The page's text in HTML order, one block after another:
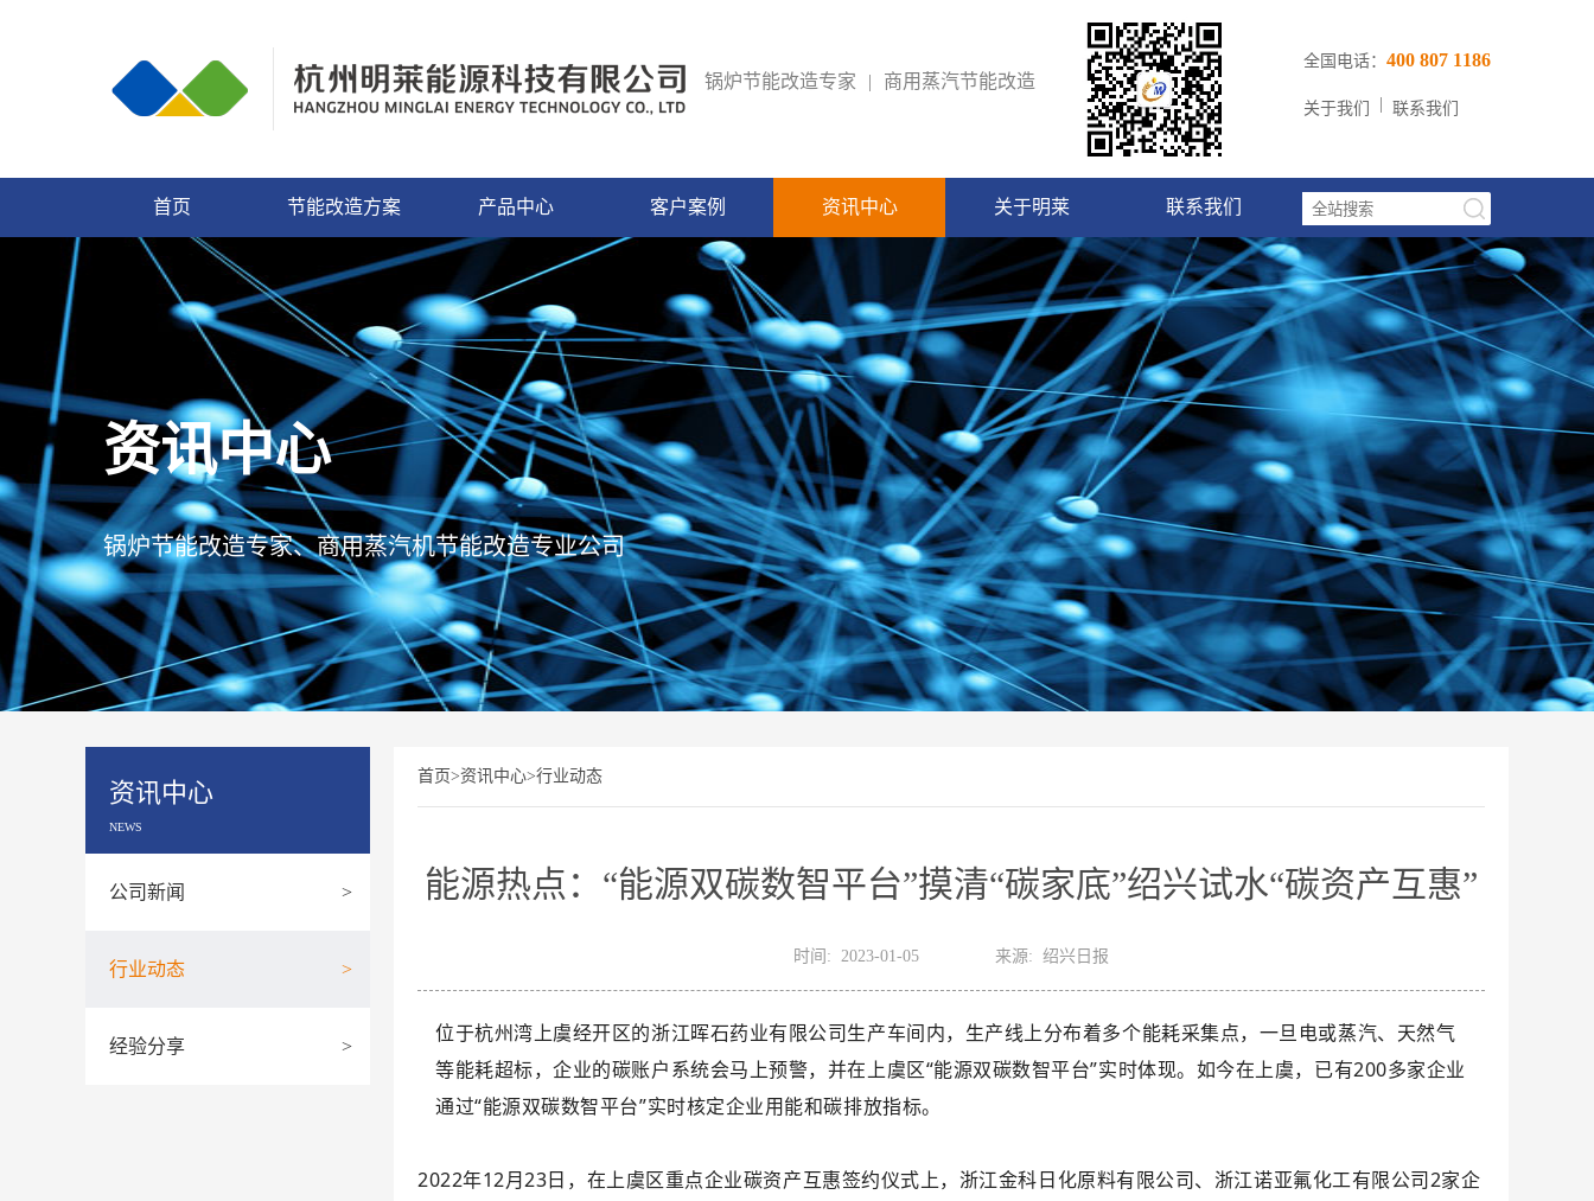
锅炉节能改造专家 | 商用蒸汽节能改造
全国电话： 400 807 1186
关于我们 联系我们
首页 节能改造方案 产品中心 客户案例 资讯中心 关于明莱 联系我们
资讯中心
锅炉节能改造专家、商用蒸汽机节能改造专业公司
资讯中心
NEWS
公司新闻 >
行业动态 >
经验分享 >
首页>资讯中心>行业动态
能源热点：“能源双碳数智平台”摸清“碳家底”绍兴试水“碳资产互惠”
时间: 2023-01-05 来源: 绍兴日报
位于杭州湾上虞经开区的浙江晖石药业有限公司生产车间内，生产线上分布着多个能耗采集点，一旦电或蒸汽、天然气
等能耗超标，企业的碳账户系统会马上预警，并在上虞区“能源双碳数智平台”实时体现。 如今在上虞，已有200多家企业
通过“能源双碳数智平台”实时核定企业用能和碳排放指标。
2022年12月23日，在上虞区重点企业碳资产互惠签约仪式上，浙江金科日化原料有限公司、浙江诺亚氟化工有限公司2家企